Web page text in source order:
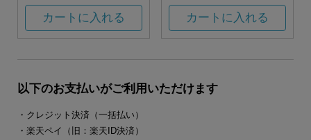
カートに入れる カートに入れる
以下のお支払いがご利用いただけます
・クレジット決済（一括払い）
・楽天ペイ（旧：楽天ID決済）